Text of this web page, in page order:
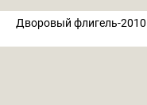
Дворовый флигель-2010